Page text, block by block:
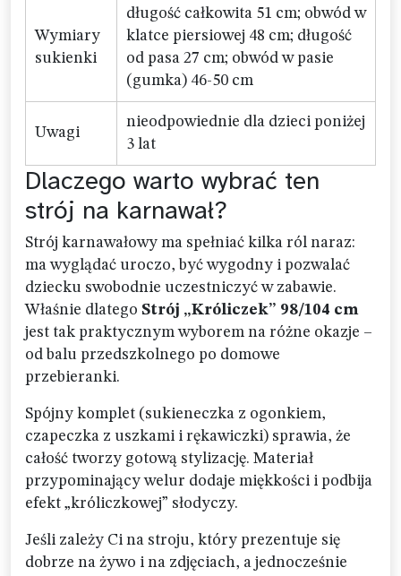
Wymiary
sukienki
długość całkowita 51 cm; obwód w
klatce piersiowej 48 cm; długość
od pasa 27 cm; obwód w pasie
(gumka) 46-50 cm
Uwagi
nieodpowiednie dla dzieci poniżej
3 lat
Dlaczego warto wybrać ten
strój na karnawał?
Strój karnawałowy ma spełniać kilka ról naraz:
ma wyglądać uroczo, być wygodny i pozwalać
dziecku swobodnie uczestniczyć w zabawie.
Właśnie dlatego Strój „Króliczek” 98/104 cm
jest tak praktycznym wyborem na różne okazje –
od balu przedszkolnego po domowe
przebieranki.
Spójny komplet (sukieneczka z ogonkiem,
czapeczka z uszkami i rękawiczki) sprawia, że
całość tworzy gotową stylizację. Materiał
przypominający welur dodaje miękkości i podbija
efekt „króliczkowej” słodyczy.
Jeśli zależy Ci na stroju, który prezentuje się
dobrze na żywo i na zdjęciach, a jednocześnie